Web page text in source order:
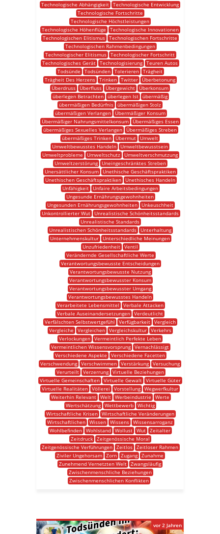
Technologische Abhängigkeit Technologische Entwicklung
Technologische Fortschritte
Technologische Höchstleistungen
Technologische Höhenflüge
Technologische Innovationen
Technologischen Elitismus Technologischen Fortschritte
Technologischen Rahmenbedingungen
Technologischer Elitismus Technologischer Fortschritt
Technologisches Gerät Technologisierung Teuren Autos
Todsünde
Todsünden Tolerieren Trägheit
Trägheit Des Herzens Trinken Twitter
Überbetonung
Überdruss
Überfluss Übergewicht
Überkonsum
überlegen Betrachten überlegen Ist übermäßig
übermäßigen Bedürfnis übermäßigen Stolz
übermäßigen Verlangen
Übermäßiger Konsum
Übermäßiger Nahrungsmittelkonsum
Übermäßiges Essen
übermäßiges Sexuelles Verlangen
Übermäßiges Streben
übermäßiges Trinken
Übermut
Umwelt
Umweltbewusstes Handeln
Umweltbewusstsein
Umweltprobleme
Umweltschutz
Umweltverschmutzung
Umweltzerstörung
Uneingeschränktes Streben
Unersättlicher Konsum
Unethische Geschäftspraktiken
Unethischen Geschäftspraktiken
Unethisches Handeln
Unfähigkeit
Unfaire Arbeitsbedingungen
Ungesunde Ernährungsgewohnheiten
Ungesunden Ernährungsgewohnheiten
Unkeuschheit
Unkontrollierter Wut
Unrealistische Schönheitsstandards
Unrealistische Standards
Unrealistischen Schönheitsstandards
Unterhaltung
Unternehmenskultur
Unterschiedliche Meinungen
Unzufriedenheit
Ventil
Verändernde Gesellschaftliche Werte
Verantwortungsbewusste Entscheidungen
Verantwortungsbewusste Nutzung
Verantwortungsbewusster Konsum
Verantwortungsbewusster Umgang
Verantwortungsbewusstes Handeln
Verarbeitete Lebensmittel
Verbale Attacken
Verbale Auseinandersetzungen Verdeutlicht
Verfälschten Selbstwertgefühl
Verfügbarkeit
Vergleich
Vergleiche
Vergleichen Vergleichskultur
Verkehrs
Verlockungen Vermeintlich Perfekte Leben
Vermeintlichen Wissensvorsprung Vernachlässigt
Verschiedene Aspekte
Verschiedene Facetten
Verschwendung Verschwimmen Verstärkung Versuchung
Verurteilt
Verzerrung
Virtuelle Beziehungen
Virtuelle Gemeinschaften
Virtuelle Gewalt
Virtuelle Güter
Virtuelle Realitäten Völlerei Vorstellung Wegwerfkultur
Weiterhin Relevant
Welt Werbeindustrie
Werte
Wertschätzung
Wettbewerb
Wichtig
Wirtschaftliche Krisen
Wirtschaftliche Veränderungen
Wirtschaftlichen Wissen Wissens Wissensarroganz
Wohlbefinden Wohlstand Wollust Wut Zeitalter
Zeitdruck
Zeitgenössische Moral
Zeitgenössische Verführungen Zeitlos Zeitloser Rahmen
Ziviler Ungehorsam Zorn Zugang Zunahme
Zunehmend Vernetzten Welt Zwangsläufig
Zwischenmenschliche Beziehungen
Zwischenmenschlichen Konflikten
vor 2 Jahren